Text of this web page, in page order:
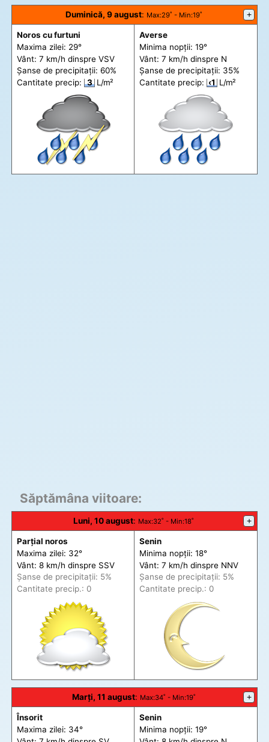
Duminică, 9 august: Max:29˚ - Min:19˚ +
Noros cu furtuni
Maxima zilei: 29°
Vânt: 7 km/h dinspre VSV
Șanse de precipitații: 60%
Cantitate precip:
3 L/m²
Averse
Minima nopții: 19°
Vânt: 7 km/h dinspre N
Șanse de precipitații: 35%
Cantitate precip: ‹1 L/m²
Săptămâna viitoare:
Luni, 10 august: Max:32˚ - Min:18˚ +
Parțial noros
Maxima zilei: 32°
Vânt: 8 km/h dinspre SSV
Șanse de precipitații: 5%
Cantitate precip.: 0
Senin
Minima nopții: 18°
Vânt: 7 km/h dinspre NNV
Șanse de precipitații: 5%
Cantitate precip.: 0
Marți, 11 august: Max:34˚ - Min:19˚ +
Însorit
Maxima zilei: 34°
Senin
Minima nopții: 19°